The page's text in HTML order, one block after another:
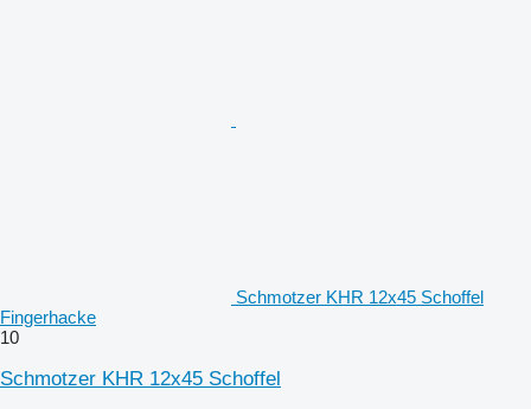
Schmotzer KHR 12x45 Schoffel
Fingerhacke
10
Schmotzer KHR 12x45 Schoffel